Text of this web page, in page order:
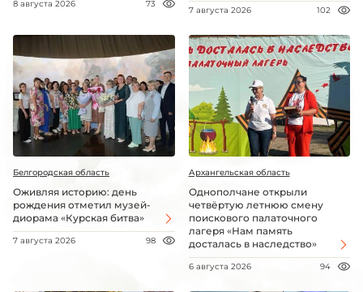
8 августа 2026 73
7 августа 2026 102
Белгородская область
Оживляя историю: день
рождения отметил музей-
диорама «Курская битва»
7 августа 2026 98
Архангельская область
Однополчане открыли
четвёртую летнюю смену
поискового палаточного
лагеря «Нам память
досталась в наследство»
6 августа 2026 94